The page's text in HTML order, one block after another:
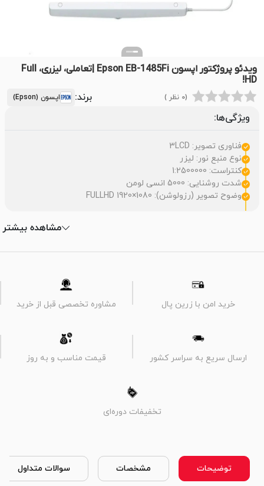
ویدئو پروژکتور اپسون Epson EB-1485Fi |تعاملی، لیزری، Full
HD!
(0 نظر ) برند: اپسون (Epson)
ویژگی‌ها:
فناوری تصویر: 3LCD
نوع منبع نور: لیزر
کنتراست: 1:2500000
شدت روشنایی: 5000 انسی لومن
وضوح تصویر (رزولوشن): 1080×1920 FULLHD
مشاهده بیشتر
خرید امن با زرین پال مشاوره تخصصی قبل از خرید
ارسال سریع به سراسر کشور قیمت مناسب و به روز
تخفیفات دوره‌ای
توضیحات مشخصات سوالات متداول